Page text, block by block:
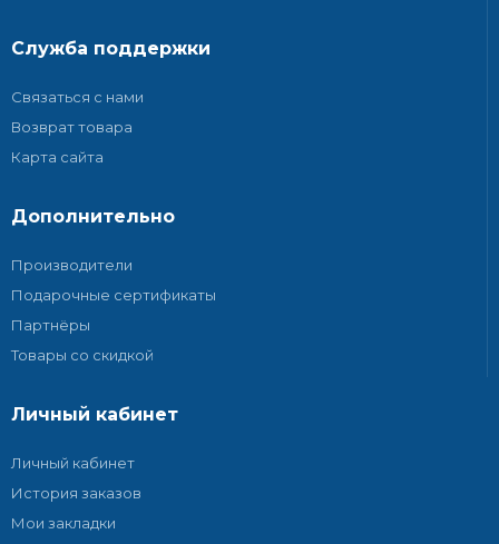
Служба поддержки
Связаться с нами
Возврат товара
Карта сайта
Дополнительно
Производители
Подарочные сертификаты
Партнёры
Товары со скидкой
Личный кабинет
Личный кабинет
История заказов
Мои закладки